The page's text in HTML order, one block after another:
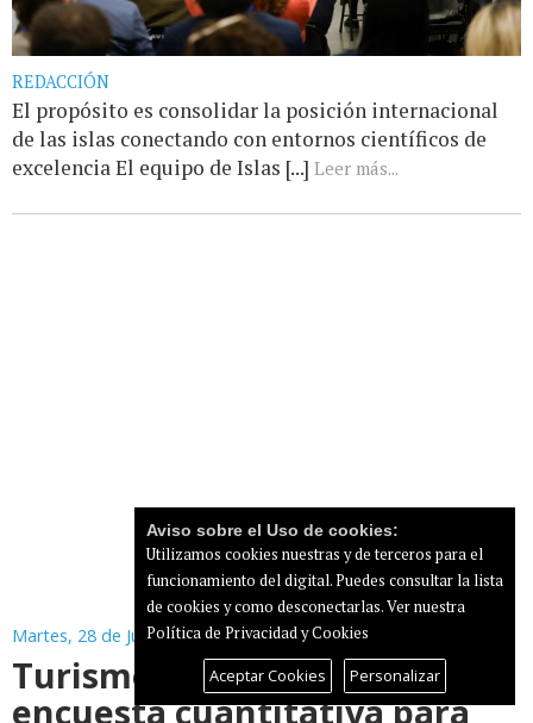
REDACCIÓN
El propósito es consolidar la posición internacional
de las islas conectando con entornos científicos de
excelencia El equipo de Islas [...] Leer más...
Martes, 28 de Julio de 2026
Turismo impulsa una
encuesta cuantitativa para
Aviso sobre el Uso de cookies:
Utilizamos cookies nuestras y de terceros para el
funcionamiento del digital. Puedes consultar la lista
de cookies y como desconectarlas.Ver nuestra
Política de Privacidad y Cookies
Aceptar Cookies Personalizar